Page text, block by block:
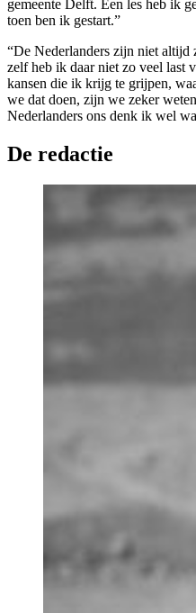
gemeente Delft. Een les heb ik
toen ben ik gestart.”
“De Nederlanders zijn niet
zelf heb ik daar niet zo veel last
kansen die ik krijg te grijpen,
we dat doen, zijn we zeker
Nederlanders ons denk ik wel
De redactie